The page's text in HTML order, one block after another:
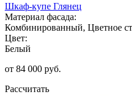
Шкаф-купе Глянец
Материал фасада:
Комбинированный, Цветное
Цвет:
Белый
от 84 000 руб.
Рассчитать